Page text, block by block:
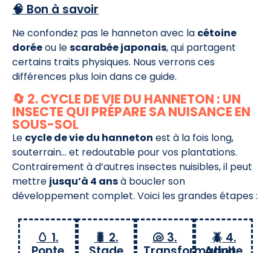
🧠 Bon à savoir
Ne confondez pas le hanneton avec la cétoine
doréeou lescarabée japonais, qui partagent
certains traits physiques. Nous verrons ces
différences plus loin dans ce guide.
🔄 2. CYCLE DE VIE DU HANNETON : UN
INSECTE QUI PRÉPARE SA NUISANCE EN
SOUS-SOL
Le cycle de vie du hanneton est à la fois long,
souterrain… et redoutable pour vos plantations.
Contrairement à d’autres insectes nuisibles, il peut
mettre jusqu’à 4 ansà boucler son
développement complet. Voici les grandes étapes :
🥚 1.
🐛 2.
🐚 3.
🪲 4.